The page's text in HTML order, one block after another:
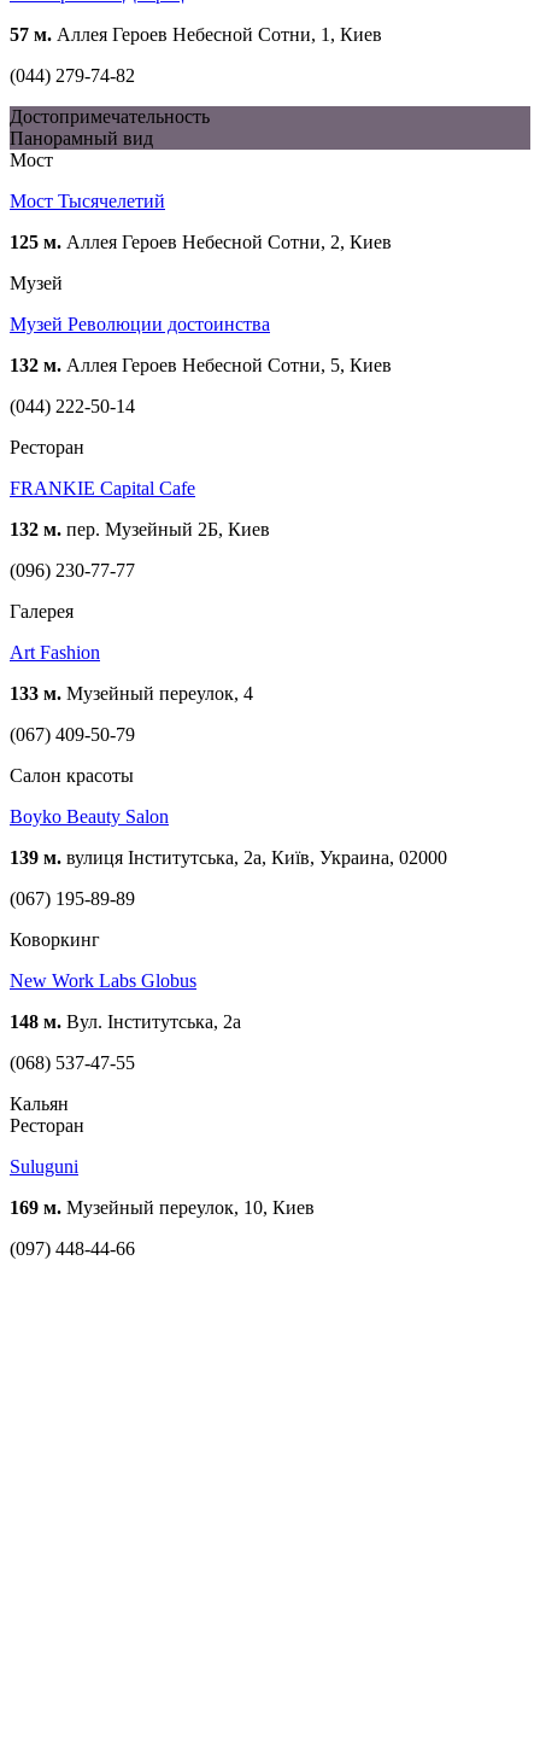
57 м. Аллея Героев Небесной Сотни, 1, Киев
(044) 279-74-82
Достопримечательность
Панорамный вид
Мост
Мост Тысячелетий
125 м. Аллея Героев Небесной Сотни, 2, Киев
Музей
Музей Революции достоинства
132 м. Аллея Героев Небесной Сотни, 5, Киев
(044) 222-50-14
Ресторан
FRANKIE Capital Cafe
132 м. пер. Музейный 2Б, Киев
(096) 230-77-77
Галерея
Art Fashion
133 м. Музейный переулок, 4
(067) 409-50-79
Cалон красоты
Boyko Beauty Salon
139 м. вулиця Інститутська, 2а, Київ, Украина, 02000
(067) 195-89-89
Коворкинг
New Work Labs Globus
148 м. Вул. Інститутська, 2а
(068) 537-47-55
Кальян
Ресторан
Suluguni
169 м. Музейный переулок, 10, Киев
(097) 448-44-66